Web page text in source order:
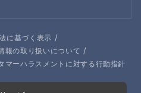
に基づく表示 /
報の取り扱いについて /
マーハラスメントに対する行動指針